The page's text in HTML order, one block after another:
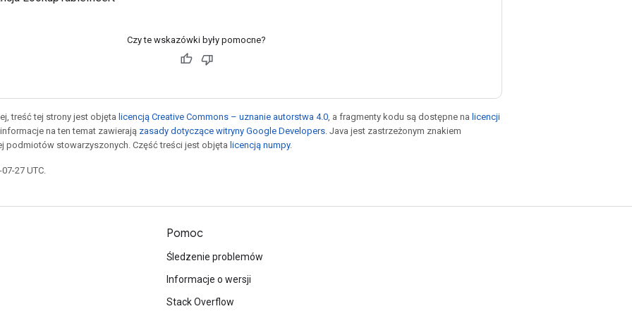
Czy te wskazówki były pomocne?
treść tej strony jest objęta licencją Creative Commons – uznanie autorstwa 4.0 , a fragmenty kodu są dostępne na licencji
informacje na ten temat zawierają zasady dotyczące witryny Google Developers . Java jest zastrzeżonym znakiem
podmiotów stowarzyszonych. Część treści jest objęta licencją numpy.
27 UTC.
Pomoc
Śledzenie problemów
Informacje o wersji
Stack Overflow